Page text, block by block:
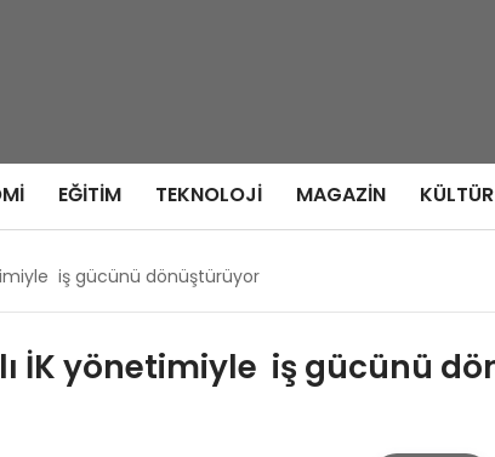
EĞITIM TEKNOLOJI MAGAZIN
iş gücünü dönüştürüyor
İK yönetimiyle iş gücünü